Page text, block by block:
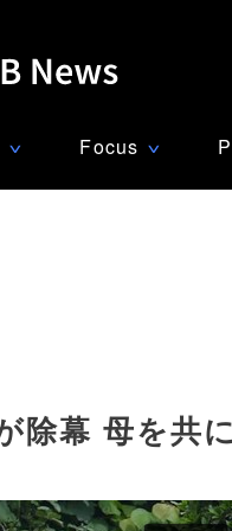
∨ Focus ∨
除幕 母を共